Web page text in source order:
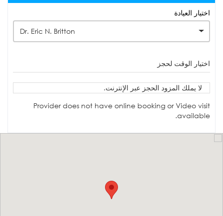
اختيار العيادة
Dr. Eric N. Britton
اختيار الوقت لحجز
لا يملك المزود الحجز عبر الإنترنت.
Provider does not have online booking or Video visit
available.